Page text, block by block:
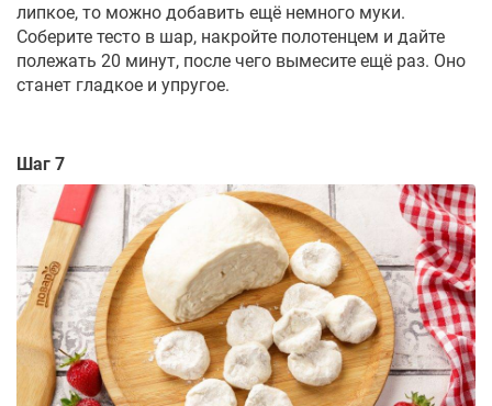
липкое, то можно добавить ещё немного муки.
Соберите тесто в шар, накройте полотенцем и дайте
полежать 20 минут, после чего вымесите ещё раз. Оно
станет гладкое и упругое.
Шаг 7